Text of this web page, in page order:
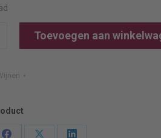
Toevoegen aan